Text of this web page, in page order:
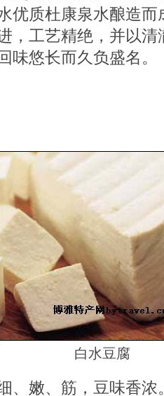
优质杜康泉水酿造
，工艺精绝，并以
味悠长而久负盛名。
白水豆腐
嫩、筋，豆味香浓